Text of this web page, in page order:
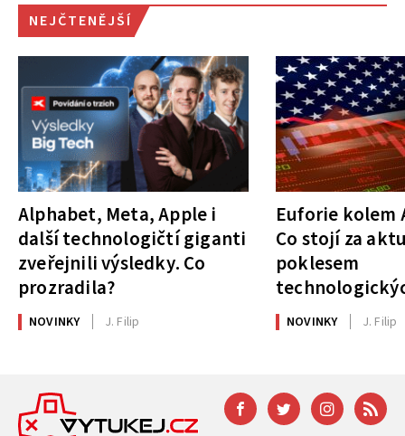
NEJČTENĚJŠÍ
Alphabet, Meta, Apple i
další technologičtí giganti
zveřejnili výsledky. Co
prozradila?
NOVINKY J. Filip
Euforie kolem
Co stojí za
poklesem
NOVINKY J. Filip